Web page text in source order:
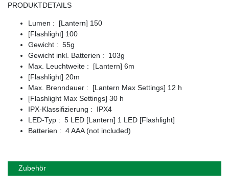
PRODUKTDETAILS
Lumen : [Lantern] 150
[Flashlight] 100
Gewicht : 55g
Gewicht inkl. Batterien : 103g
Max. Leuchtweite : [Lantern] 6m
[Flashlight] 20m
Max. Brenndauer : [Lantern Max Settings] 12 h
[Flashlight Max Settings] 30 h
IPX-Klassifizierung : IPX4
LED-Typ : 5 LED [Lantern] 1 LED [Flashlight]
Batterien : 4 AAA (not included)
Zubehör